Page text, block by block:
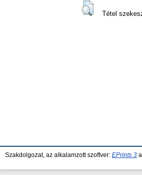
Tétel
Szakdolgozat, az alkalamzott szoftver: EPrints 3